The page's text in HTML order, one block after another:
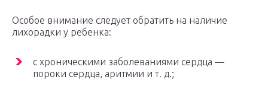
Особое внимание следует обратить на наличие
лихорадки у ребенка:
с хроническими заболеваниями сердца —
пороки сердца, аритмии и т. д.;